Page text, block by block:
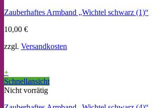
Zauberhaftes Armband „Wichtel schwarz (1)“
10,00 €
zzgl. Versandkosten
+
Schnellansicht
Nicht vorrätig